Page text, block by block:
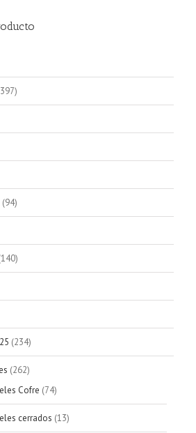
(94)
(234)
(262)
Cofre (74)
cerrados (13)